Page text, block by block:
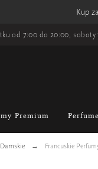
Kup
od 7:00 do 20:00, soboty
Premium
Francuskie